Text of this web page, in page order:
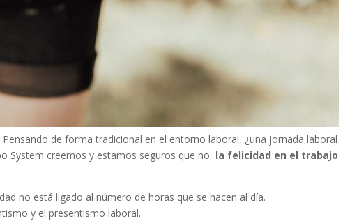
Pensando de forma tradicional en el entorno laboral, ¿una jornada laboral
System creemos y estamos seguros que no, la felicidad en el trabajo
no está ligado al número de horas que se hacen al día.
y el presentismo laboral.